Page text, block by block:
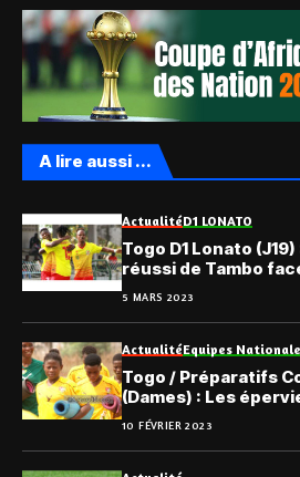
A lire aussi ...
ActualitéD1 LONATO
Togo D1 Lonato
réussi de Tambo
5 MARS 2023
ActualitéEquipes
Togo / Préparatifs
(Dames) : Les
convoqués pour un
10 FÉVRIER 2023